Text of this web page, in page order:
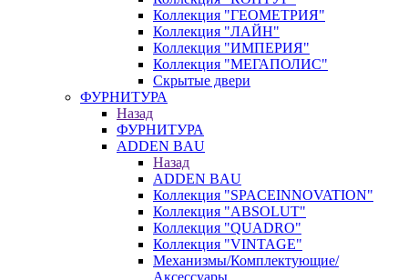
Коллекция "ГЕОМЕТРИЯ"
Коллекция "ЛАЙН"
Коллекция "ИМПЕРИЯ"
Коллекция "МЕГАПОЛИС"
Скрытые двери
ФУРНИТУРА
Назад
ФУРНИТУРА
ADDEN BAU
Назад
ADDEN BAU
Коллекция "SPACEINNOVATION"
Коллекция "ABSOLUT"
Коллекция "QUADRO"
Коллекция "VINTAGE"
Механизмы/Комплектующие/
Аксессуары